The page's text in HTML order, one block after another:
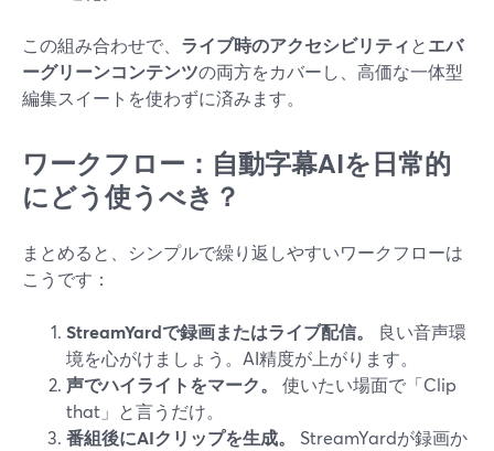
この組み合わせで、 ライブ時のアクセシビリティとエバ
ーグリーンコンテンツの両方をカバーし、高価な一体型
編集スイートを使わずに済みます。
ワークフロー：自動字幕AIを日常的
にどう使うべき？
まとめると、シンプルで繰り返しやすいワークフローは
こうです：
StreamYardで録画またはライブ配信。
良い音声環
境を心がけましょう。AI精度が上がります。
声でハイライトをマーク。
使いたい場面で「Clip
that」と言うだけ。
番組後にAIクリップを生成。
StreamYardが録画か